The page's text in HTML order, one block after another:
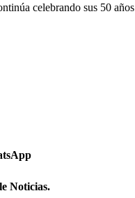
celebrando sus 50 años
Noticias.